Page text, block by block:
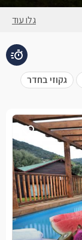
גלו עוד
גקוזי בחדר